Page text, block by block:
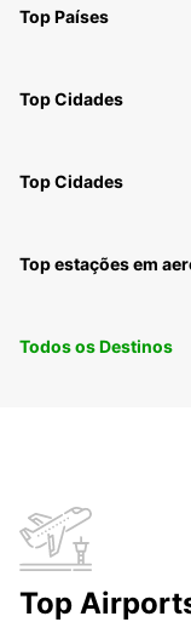
Top Países
Top Cidades
Top Cidades
Top estações em
Todos os Destinos
Top